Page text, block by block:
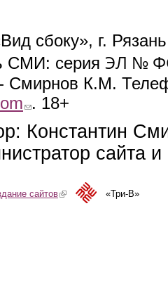
сбоку», г.
СМИ: серия ЭЛ №
Смирнов К.М.
(link sends e-mail)
. 18+
Константин
сайта
сайтов(link is external)«Три-В»